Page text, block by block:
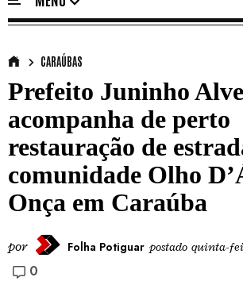
CARAÚBAS
Prefeito Juninho
acompanha de perto
restauração de
comunidade Olho
Onça em Caraúba
por Folha Potiguar postado quinta-
0